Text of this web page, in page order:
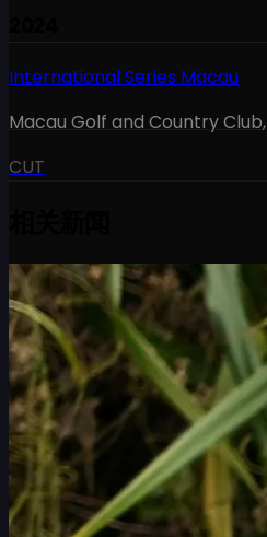
International Series Macau
Macau Golf and Country Club,
CUT